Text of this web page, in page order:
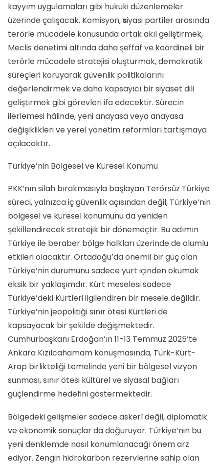
kayyım uygulamaları gibi hukuki düzenlemeler
üzerinde çalışacak. Komisyon,siyasi partiler arasında
terörle mücadele konusunda ortak akıl geliştirmek,
Meclis denetimi altında daha şeffaf ve koordineli bir
terörle mücadele stratejisi oluşturmak, demokratik
süreçleri koruyarak güvenlik politikalarını
değerlendirmek ve daha kapsayıcı bir siyaset dili
geliştirmek gibi görevleri ifa edecektir. Sürecin
ilerlemesi hâlinde, yeni anayasa veya anayasa
değişiklikleri ve yerel yönetim reformları tartışmaya
açılacaktır.
Türkiye’nin Bölgesel ve Küresel Konumu
PKK’nın silah bırakmasıyla başlayan Terörsüz Türkiye
süreci, yalnızca iç güvenlik açısından değil, Türkiye’nin
bölgesel ve küresel konumunu da yeniden
şekillendirecek stratejik bir dönemeçtir. Bu adımın
Türkiye ile beraber bölge halkları üzerinde de olumlu
etkileri olacaktır. Ortadoğu’da önemli bir güç olan
Türkiye’nin durumunu sadece yurt içinden okumak
eksik bir yaklaşımdır. Kürt meselesi sadece
Türkiye’deki Kürtleri ilgilendiren bir mesele değildir.
Türkiye’nin jeopolitiği sınır ötesi Kürtleri de
kapsayacak bir şekilde değişmektedir.
Cumhurbaşkanı Erdoğan’ın 11-13 Temmuz 2025’te
Ankara Kızılcahamam konuşmasında, Türk-Kürt-
Arap birlikteliği temelinde yeni bir bölgesel vizyon
sunması, sınır ötesi kültürel ve siyasal bağları
güçlendirme hedefini göstermektedir.
Bölgedeki gelişmeler sadece askerî değil, diplomatik
ve ekonomik sonuçlar da doğuruyor. Türkiye’nin bu
yeni denklemde nasıl konumlanacağı önem arz
ediyor. Zengin hidrokarbon rezervlerine sahip olan